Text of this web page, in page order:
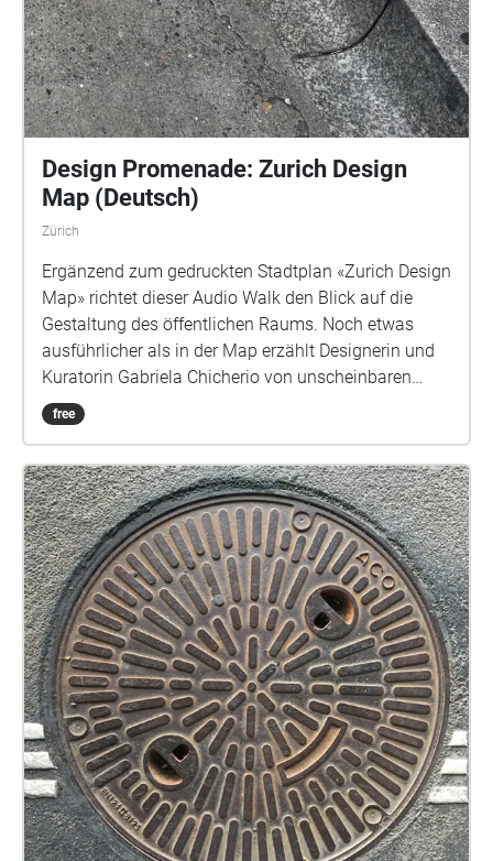
Design Promenade: Zurich Design
Map (Deutsch)
Zürich
Ergänzend zum gedruckten Stadtplan «Zurich Design
Map» richtet dieser Audio Walk den Blick auf die
Gestaltung des öffentlichen Raums. Noch etwas
ausführlicher als in der Map erzählt Designerin und
Kuratorin Gabriela Chicherio von unscheinbaren
Innovationen, intelligenten Lösungen, universeller
Gestaltung, kleinen und grossen Helfern im Alltag,
verschiedener Objekte im öffentlichen Raum. Mehr
Informationen: www.design-promenade.ch Konzept
und Stimme: Gabriela Chicherio
free